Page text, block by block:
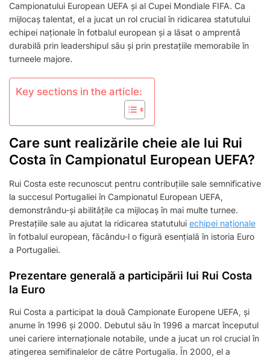
CONTRIBUȚII
LA
CUPA
MONDIALĂ,
IMPACTUL
Campionatului European UEFA și al Cupei Mondiale FIFA. Ca
mijlocaș talentat, el a jucat un rol crucial în ridicarea statutului
echipei naționale în fotbalul european și a lăsat o amprentă
durabilă prin leadershipul său și prin prestațiile memorabile în
turneele majore.
Key sections in the article:
Care sunt realizările cheie ale lui Rui
Costa în Campionatul European UEFA?
Rui Costa este recunoscut pentru contribuțiile sale semnificative
la succesul Portugaliei în Campionatul European UEFA,
demonstrându-și abilitățile ca mijlocaș în mai multe turnee.
Prestațiile sale au ajutat la ridicarea statutului echipei naționale
în fotbalul european, făcându-l o figură esențială în istoria Euro
a Portugaliei.
Prezentare generală a participării lui Rui Costa
la Euro
Rui Costa a participat la două Campionate Europene UEFA, și
anume în 1996 și 2000. Debutul său în 1996 a marcat începutul
unei cariere internaționale notabile, unde a jucat un rol crucial în
atingerea semifinalelor de către Portugalia. În 2000, el a